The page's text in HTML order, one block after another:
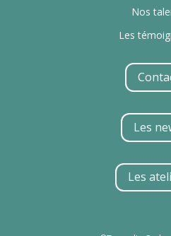
Nos
Les
Les
Les